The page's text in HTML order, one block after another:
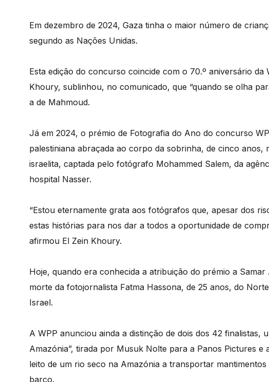
Em dezembro de 2024, Gaza tinha o maior número de
segundo as Nações Unidas.
Esta edição do concurso coincide com o 70.º aniversário
Khoury, sublinhou, no comunicado, que “quando se olha
a de Mahmoud.
Já em 2024, o prémio de Fotografia do Ano do concurso
palestiniana abraçada ao corpo da sobrinha, de cinco
israelita, captada pelo fotógrafo Mohammed Salem, da
hospital Nasser.
“Estou eternamente grata aos fotógrafos que, apesar dos
estas histórias para nos dar a todos a oportunidade de
afirmou El Zein Khoury.
Hoje, quando era conhecida a atribuição do prémio a
morte da fotojornalista Fatma Hassona, de 25 anos, do
Israel.
A WPP anunciou ainda a distinção de dois dos 42 finalistas,
Amazónia”, tirada por Musuk Nolte para a Panos Pictures
leito de um rio seco na Amazónia a transportar
barco.